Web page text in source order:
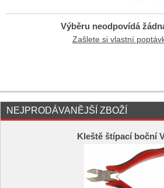
Výběru neodpovídá
Zašlete si vlastní
NEJPRODÁVANĚJŠÍ ZBOŽÍ
Kleště štípací boční